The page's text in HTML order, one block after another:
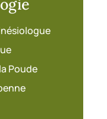
Poude